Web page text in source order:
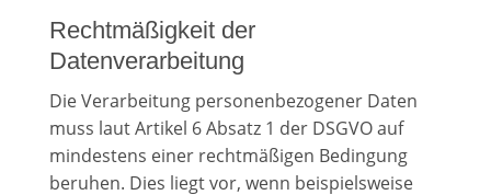
Rechtmäßigkeit der
Datenverarbeitung
Die Verarbeitung personenbezogener Daten
muss laut Artikel 6 Absatz 1 der DSGVO auf
mindestens einer rechtmäßigen Bedingung
beruhen. Dies liegt vor, wenn beispielsweise